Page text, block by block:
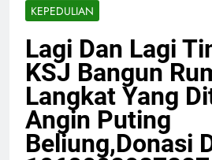
KEPEDULIAN
Lagi Dan Lagi
KSJ Bangun
Langkat Yang
Angin Puting
Beliung,Donasi